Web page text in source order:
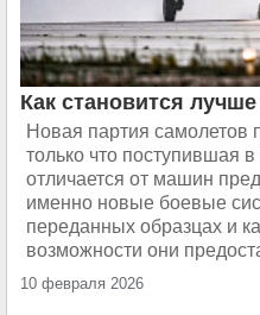
Как становится
Новая партия самолетов
только что поступившая
отличается от машин
именно новые боевые
переданных образцах и
возможности они
10 февраля 2026